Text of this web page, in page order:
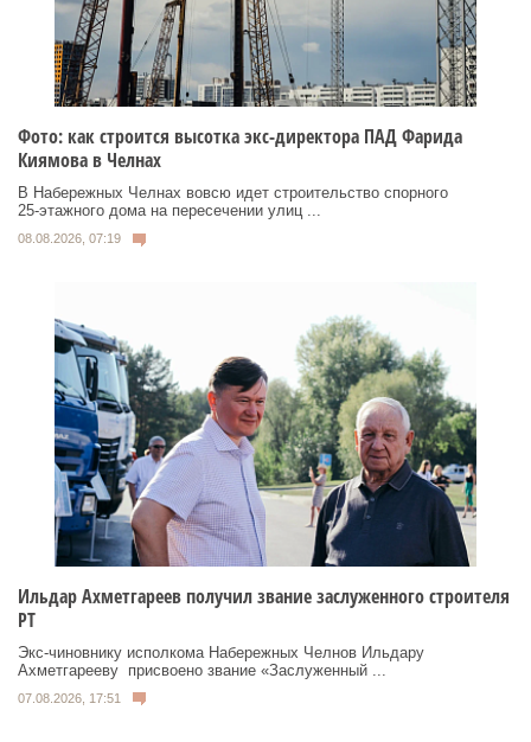
Фото: как строится высотка экс-директора ПАД Фарида
Киямова в Челнах
В Набережных Челнах вовсю идет строительство спорного
25‑этажного дома на пересечении улиц ...
08.08.2026, 07:19
Ильдар Ахметгареев получил звание заслуженного строителя
РТ
Экс‑чиновнику исполкома Набережных Челнов Ильдару
Ахметгарееву присвоено звание «Заслуженный ...
07.08.2026, 17:51